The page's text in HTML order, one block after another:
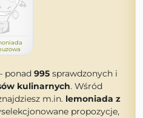
ponad 995 sprawdzonych i
kulinarnych. Wśród
m.in. lemoniada z
propozycje,